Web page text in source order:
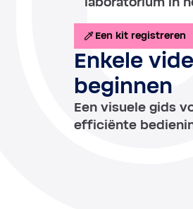
laboratorium in
Een kit registreren
Enkele
beginnen
Een visuele gids
efficiënte